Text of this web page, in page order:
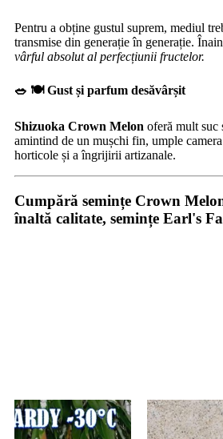
Pentru a obține gustul suprem, mediul
transmise din generație în generație.
vârful absolut al perfecțiunii fructelor.
🥗 🍽️ Gust și parfum desăvârșit
Shizuoka Crown Melon oferă mult suc
amintind de un mușchi fin, umple
horticole și a îngrijirii artizanale.
Cumpără semințe Crown
înaltă calitate, semințe Earl's